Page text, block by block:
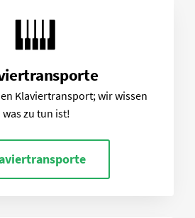
Klaviertransport; wir wissen
was zu tun ist!